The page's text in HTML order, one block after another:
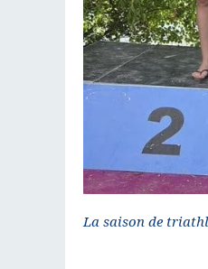
La saison de